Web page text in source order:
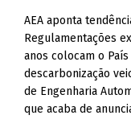
AEA aponta
Regulamentações
anos colocam o
descarbonização
de Engenharia
que acaba de